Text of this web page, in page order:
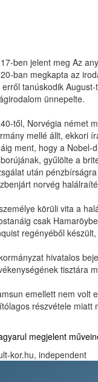
ben jelent meg Az
ban megkapta az
erről tanúskodik
ünnepelte.
től, Norvégia német
mellé állt, ekkori
ment, hogy a Nobel-
gyűlölte a
után
norvég
körüli vita a
csak
regényéből
hivatalos
tisztára
emellett nem volt
részvétele miatt
megjelent
kor.hu, independent